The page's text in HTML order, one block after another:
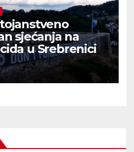
sjećanja na
u Srebrenici